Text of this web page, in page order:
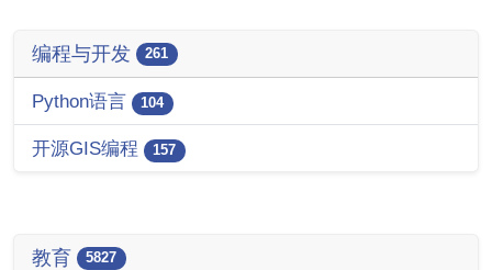
编程与开发 261
Python语言 104
开源GIS编程 157
教育 5827